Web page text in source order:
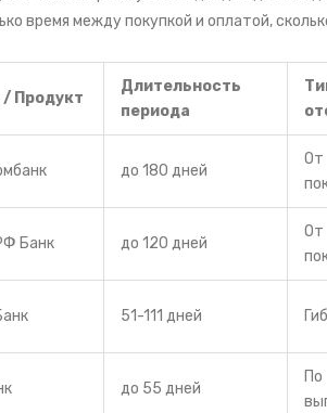
время между покупкой и оплатой,
/ Продукт
Длительность
периода
до 180 дней
От
Банк до 120 дней
От
51-111 дней
до 55 дней
По